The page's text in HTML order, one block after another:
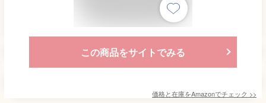
この商品をサイトでみる
価格と在庫をAmazonでチェック >>